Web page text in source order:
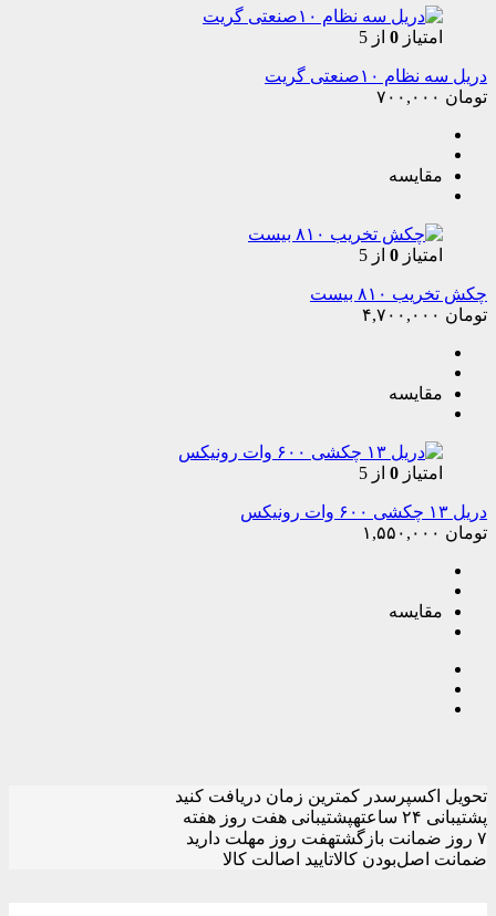
امتیاز 0 از 5
دریل سه نظام ۱۰صنعتی گریت
تومان
مقایسه
امتیاز 0 از 5
چکش تخریب ۸۱۰ بیست
تومان
مقایسه
امتیاز 0 از 5
دریل ۱۳ چکشی ۶۰۰ وات رونیکس
تومان
مقایسه
تحویل اکسپرسدر کمترین زمان دریافت کنید
پشتیبانی ۲۴ ساعته
پشتیبانی هفت روز هفته
۷ روز ضمانت بازگشت
هفت روز مهلت دارید
ضمانت اصل‌بودن کالاتایید اصالت کالا